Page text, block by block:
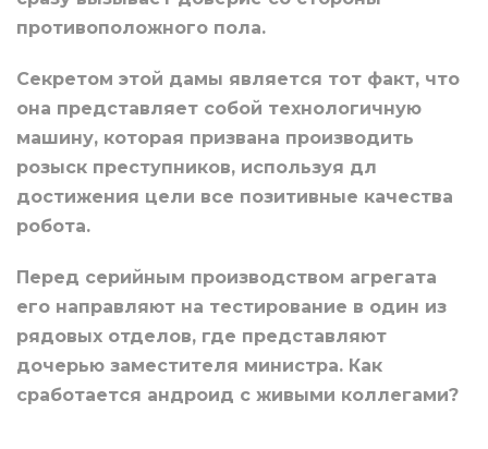
противоположного пола.
Секретом этой дамы является тот факт, что
она представляет собой технологичную
машину, которая призвана производить
розыск преступников, используя дл
достижения цели все позитивные качества
робота.
Перед серийным производством агрегата
его направляют на тестирование в один из
рядовых отделов, где представляют
дочерью заместителя министра. Как
сработается андроид с живыми коллегами?